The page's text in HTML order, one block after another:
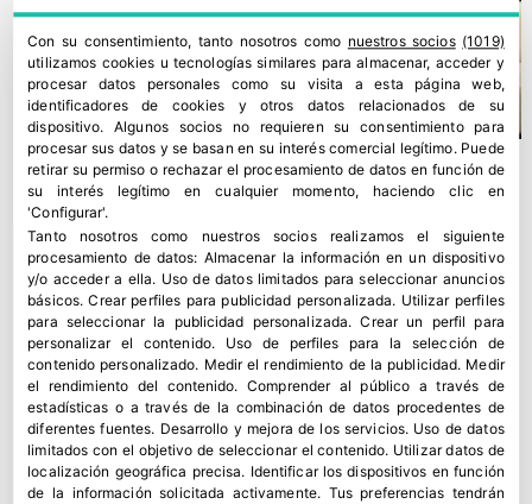
SIGFITO reivindica su compromiso con el medio rural en una
jornada sobre normativa, envases e IA
12 junio, 2026
Con su consentimiento, tanto nosotros como nuestros socios (1019)
utilizamos cookies u tecnologías similares para almacenar, acceder y
procesar datos personales como su visita a esta página web,
identificadores de cookies y otros datos relacionados de su
dispositivo. Algunos socios no requieren su consentimiento para
procesar sus datos y se basan en su interés comercial legítimo. Puede
retirar su permiso o rechazar el procesamiento de datos en función de
su interés legítimo en cualquier momento, haciendo clic en
'Configurar'.
Tanto nosotros como nuestros socios realizamos el siguiente
procesamiento de datos: Almacenar la información en un dispositivo
y/o acceder a ella. Uso de datos limitados para seleccionar anuncios
básicos.Crear perfiles para publicidad personalizada. Utilizar perfiles
para seleccionar la publicidad personalizada.Crear un perfil para
personalizar el contenido. Uso de perfiles para la selección de
contenido personalizado. Medir el rendimiento de la publicidad. Medir
el rendimiento del contenido.Comprender al público a través de
estadísticas o a través de la combinación de datos procedentes de
diferentes fuentes. Desarrollo y mejora de los servicios. Uso de datos
limitados con el objetivo de seleccionar el contenido. Utilizar datos de
localización geográfica precisa. Identificar los dispositivos en función
de la información solicitada activamente. Tus preferencias tendrán